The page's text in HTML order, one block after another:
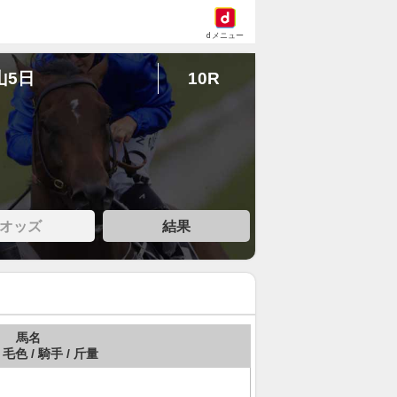
dメニュー
5日 10R
オッズ 結果
馬名
色 / 騎手 / 斤量